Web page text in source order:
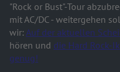
"Rock or Bust"-Tour
mit AC/DC - weitergehen
wir: Auf der aktuellen
hören und die Hard Rock-
genug!